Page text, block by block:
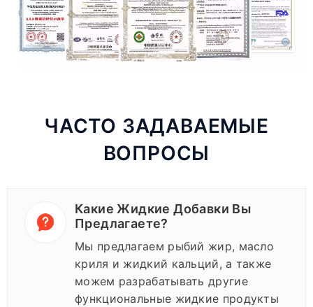
ЧАСТО ЗАДАВАЕМЫЕ
ВОПРОСЫ
Какие Жидкие Добавки Вы
Предлагаете?
Мы предлагаем рыбий жир, масло
криля и жидкий кальций, а также
можем разрабатывать другие
функциональные жидкие продукты